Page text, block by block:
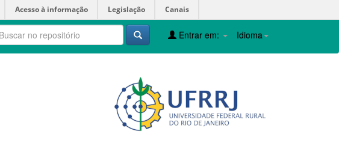
Acesso à informação Legislação Canais
Idioma
Entrar em: